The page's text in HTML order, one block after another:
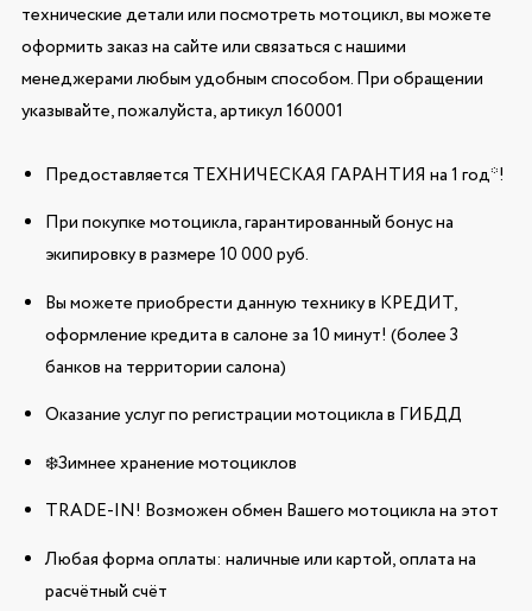
технические детали или посмотреть мотоцикл, вы можете
оформить заказ на сайте или связаться с нашими
менеджерами любым удобным способом. При обращении
указывайте, пожалуйста, артикул 160001
Предоставляется ТЕХНИЧЕСКАЯ ГАРАНТИЯ на 1 год*!
При покупке мотоцикла, гарантированный бонус на
экипировку в размере 10 000 руб.
Вы можете приобрести данную технику в КРЕДИТ,
оформление кредита в салоне за 10 минут! (более 3
банков на территории салона)
Оказание услуг по регистрации мотоцикла в ГИБДД
❄️Зимнее хранение мотоциклов
TRADE-IN! Возможен обмен Вашего мотоцикла на этот
Любая форма оплаты: наличные или картой, оплата на
расчётный счёт